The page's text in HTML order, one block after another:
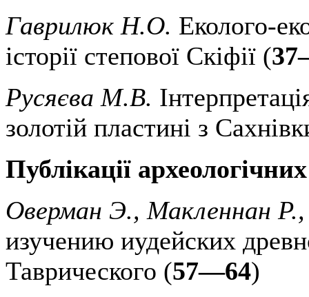
Гаврилюк Н.О. Еколого-
історії степової Скіфії (
Русяєва М.В.
золотій пластині з
Публікації
Оверман Э., Макленнан
изучению иудейских
Таврического (57—64)